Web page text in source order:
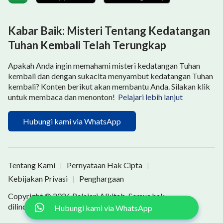
dapat disangkal bahwa mereka tidak mengenal
pekerjaan Roh Kudus. Mengapa ada semua
yang harus dilakukan manusia, perbedaan antara
penerapan manusia di masa lampau dan penerapan di
masa sekarang, tentang bagaimana penerapan
dilakukan di zaman yang sebelumnya dan bagaimana
penerapan itu dilakukan di masa sekarang?
bergerak maju secara konstan, dan karena itu
penerapan manusia pun dituntut untuk senantiasa
berubah. Jika manusia terjebak terus di satu tahap
tertentu, ini membuktikan bahwa dia tidak mampu
Kabar Baik: Misteri Tentang Kedatangan
Tuhan Kembali Telah Terungkap
Apakah Anda ingin memahami misteri kedatangan Tuhan
kembali dan dengan sukacita menyambut kedatangan Tuhan
kembali? Konten berikut akan membantu Anda. Silakan klik
untuk membaca dan menonton! Pelajari lebih lanjut
Hubungi kami via WhatsApp
Tentang Kami | Pernyataan Hak Cipta |
Kebijakan Privasi |
Penghargaan
Copyright © 2026Pelajari Alkitab. Semua hak
dilindungi undang-undang.Hubungi kami via WhatsApp